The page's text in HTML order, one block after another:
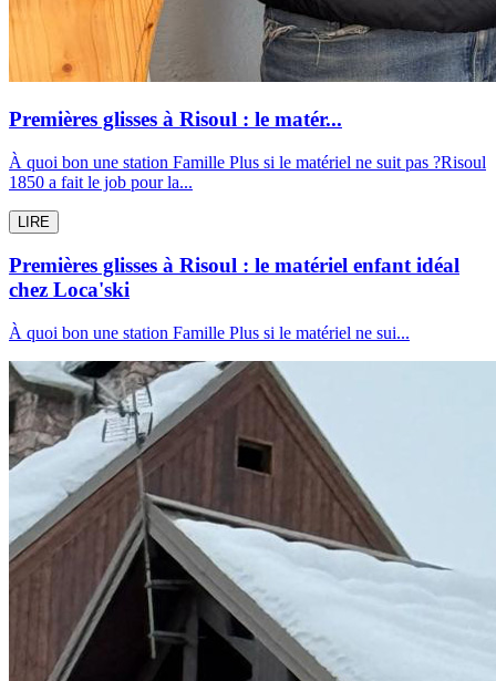
Premières glisses à Risoul : le matér...
À quoi bon une station Famille Plus si le matériel ne suit pas ?Risoul
1850 a fait le job pour la...
LIRE
Premières glisses à Risoul : le matériel enfant idéal
chez Loca'ski
À quoi bon une station Famille Plus si le matériel ne sui...